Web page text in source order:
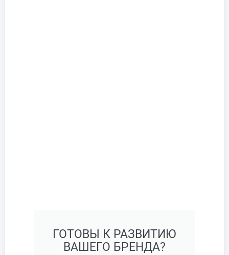
ГОТОВЫ К РАЗВИТИЮ
ВАШЕГО БРЕНДА?